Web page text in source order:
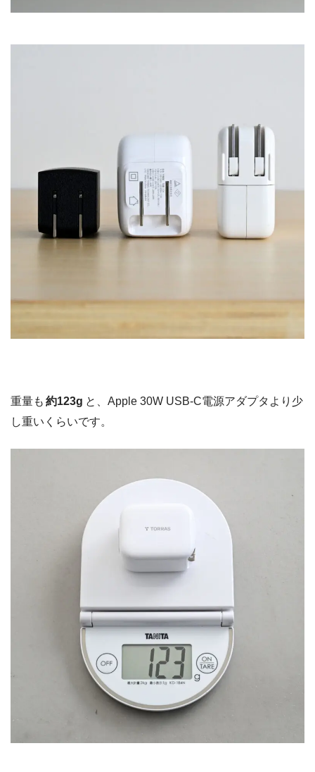
重量も 約123g と、Apple 30W USB-C電源アダプタより少
し重いくらいです。